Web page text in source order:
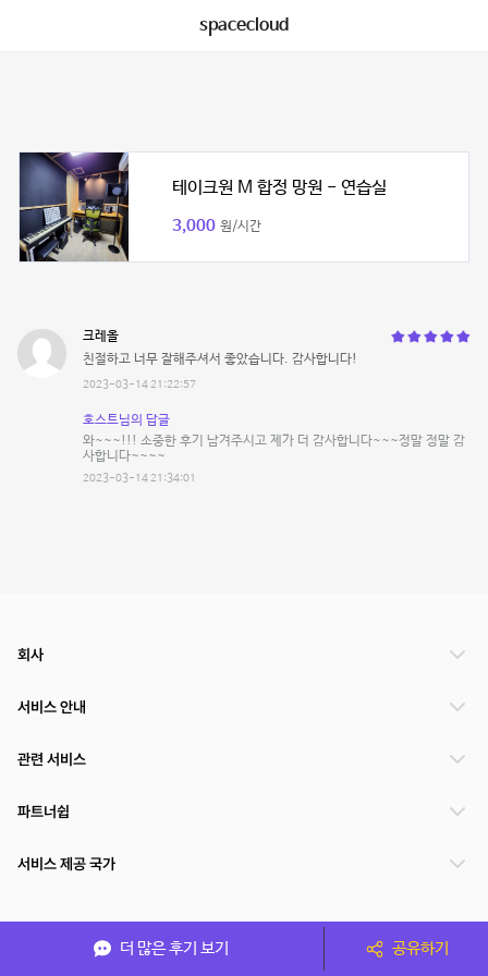
spacecloud
테이크원 M 합정 망원 - 연습실
3,000 원/시간
크레올
친절하고 너무 잘해주셔서 좋았습니다. 감사합니다!
2023-03-14 21:22:57
호스트님의 답글
와~~~!!! 소중한 후기 남겨주시고 제가 더 감사합니다~~~정말 정말 감
사합니다~~~~
2023-03-14 21:34:01
더 많은 후기 보기 공유하기
회사
서비스 안내
관련 서비스
파트너쉽
서비스 제공 국가
(주)NSPACE 사업자정보